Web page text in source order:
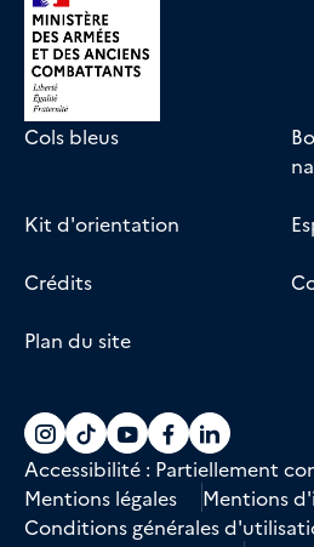
Cols bleus
Kit d'orientation
Crédits
Plan du site
Accéder au compte
Accéder au
Accéder au
Accéder
Accessibilité : Partiellement
Mentions légales
Mentions
Conditions générales